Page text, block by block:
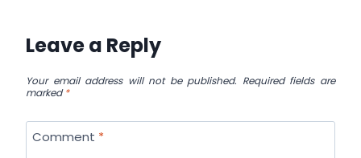
Leave a Reply
Your email address will not be published. Required fields are
marked*
Comment *